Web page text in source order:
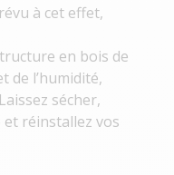
à cet effet,
en bois de
de l’humidité,
sécher,
réinstallez vos